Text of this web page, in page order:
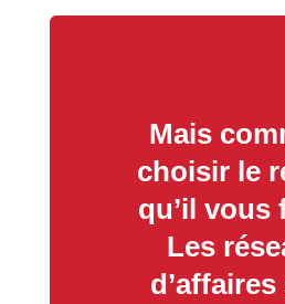
Mais
choisir le
qu’il vous
Les